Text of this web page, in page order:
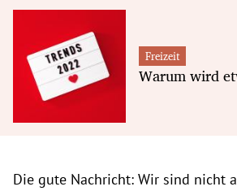
Freizeit
Warum wird
Die gute Nachricht: Wir sind nicht